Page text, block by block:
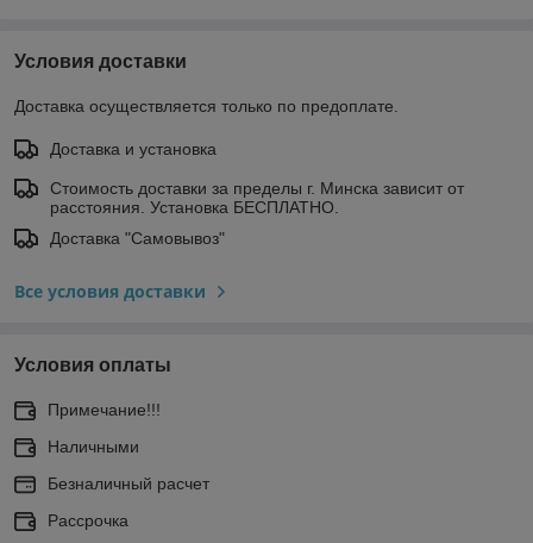
Условия доставки
Доставка осуществляется только по предоплате.
Доставка и установка
Стоимость доставки за пределы г. Минска зависит от
расстояния. Установка БЕСПЛАТНО.
Доставка "Самовывоз"
Все условия доставки
Условия оплаты
Примечание!!!
Наличными
Безналичный расчет
Рассрочка